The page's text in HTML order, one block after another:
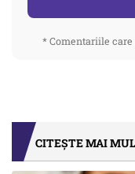
* Comentariile
CITEȘTE MAI